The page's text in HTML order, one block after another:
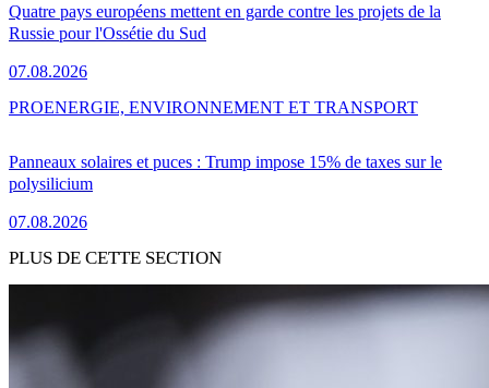
Quatre pays européens mettent en garde contre les projets de la
Russie pour l'Ossétie du Sud
07.08.2026
Panneaux solaires et puces : Trump impose 15% de taxes sur le
polysilicium
07.08.2026
PROENERGIE, ENVIRONNEMENT ET TRANSPORT
PLUS DE CETTE SECTION